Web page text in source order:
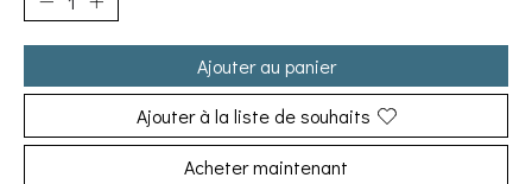
Ajouter au panier
Ajouter à la liste de souhaits
Acheter maintenant